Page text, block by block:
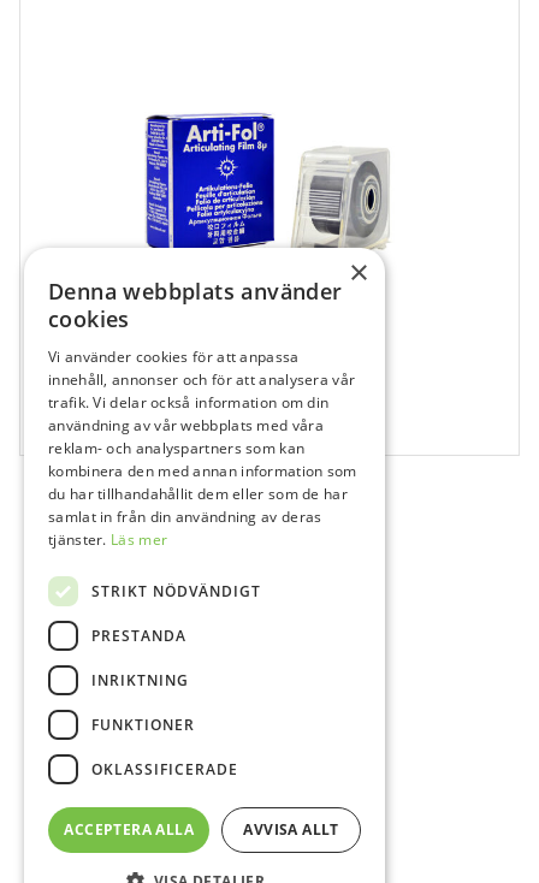
660938
Bausch folie BK 27, blå
1x20 m
×
Denna webbplats använder
cookies
Vi använder cookies för att anpassa
innehåll, annonser och för att analysera vår
trafik. Vi delar också information om din
användning av vår webbplats med våra
reklam- och analyspartners som kan
kombinera den med annan information som
du har tillhandahållit dem eller som de har
samlat in från din användning av deras
tjänster. Läs mer
STRIKT NÖDVÄNDIGT
PRESTANDA
INRIKTNING
FUNKTIONER
OKLASSIFICERADE
ACCEPTERA ALLA AVVISA ALLT